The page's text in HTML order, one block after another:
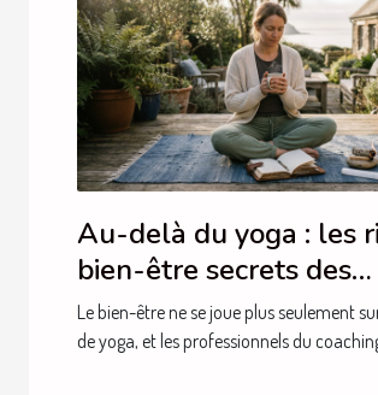
Au-delà du yoga : les
bien-être secrets des
professionnels du
Le bien-être ne se joue plus seulement
de yoga, et les professionnels du